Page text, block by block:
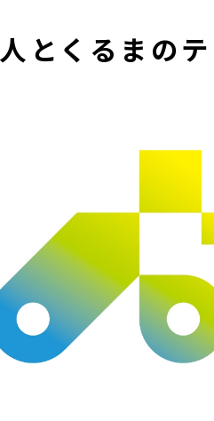
人とくるまの